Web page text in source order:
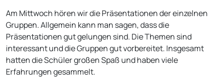
Am Mittwoch hören wir die Präsentationen der einzelnen
Gruppen. Allgemein kann man sagen, dass die
Präsentationen gut gelungen sind. Die Themen sind
interessant und die Gruppen gut vorbereitet. Insgesamt
hatten die Schüler großen Spaß und haben viele
Erfahrungen gesammelt.